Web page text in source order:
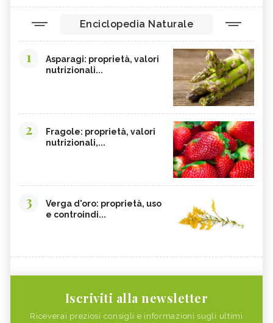
Enciclopedia Naturale
1
Asparagi: proprietà, valori
nutrizionali...
2
Fragole: proprietà, valori
nutrizionali,...
3
Verga d'oro: proprietà, uso
e controindi...
Iscriviti alla newsletter
Riceverai preziosi consigli e informazioni sugli ultimi